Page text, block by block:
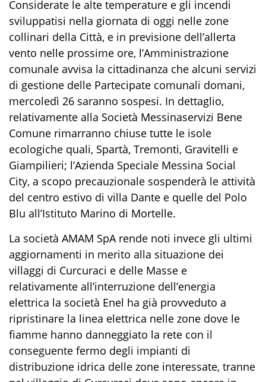
Considerate le alte temperature e gli incendi
sviluppatisi nella giornata di oggi nelle zone
collinari della Città, e in previsione dell’allerta
vento nelle prossime ore, l’Amministrazione
comunale avvisa la cittadinanza che alcuni servizi
di gestione delle Partecipate comunali domani,
mercoledì 26 saranno sospesi. In dettaglio,
relativamente alla Società Messinaservizi Bene
Comune rimarranno chiuse tutte le isole
ecologiche quali, Spartà, Tremonti, Gravitelli e
Giampilieri; l’Azienda Speciale Messina Social
City, a scopo precauzionale sospenderà le attività
del centro estivo di villa Dante e quelle del Polo
Blu all’Istituto Marino di Mortelle.
La società AMAM SpA rende noti invece gli ultimi
aggiornamenti in merito alla situazione dei
villaggi di Curcuraci e delle Masse e
relativamente all’interruzione dell’energia
elettrica la società Enel ha già provveduto a
ripristinare la linea elettrica nelle zone dove le
fiamme hanno danneggiato la rete con il
conseguente fermo degli impianti di
distribuzione idrica delle zone interessate, tranne